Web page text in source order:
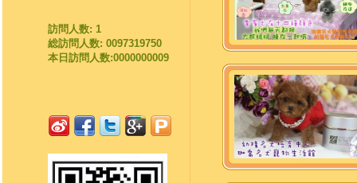
訪問人数: 1
総訪問人数: 0097319750
本日訪問人数:0000000009